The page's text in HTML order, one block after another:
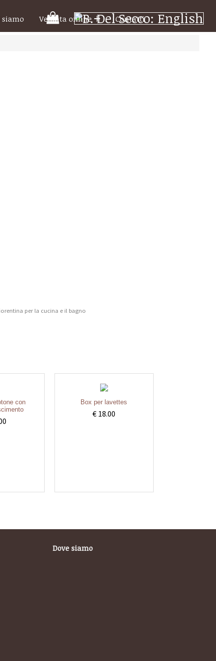
Il
tuo
siamo Vendita online Contatti
per la cucina e il bagno
con
Box per lavettes
€ 18.00
Dove siamo